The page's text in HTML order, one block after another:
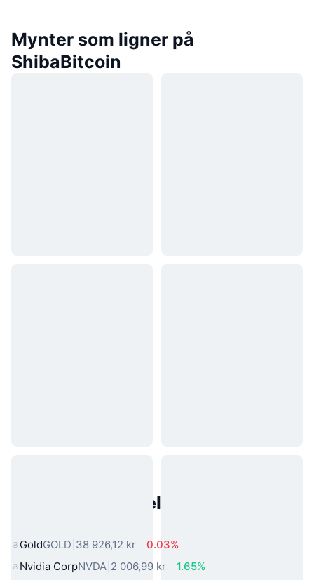
Mynter som ligner på
ShibaBitcoin
Populære eiendeler fra den
GoldGOLD 38 926,12 kr
0.03%
Nvidia CorpNVDA 2 006,99 kr
1.65%